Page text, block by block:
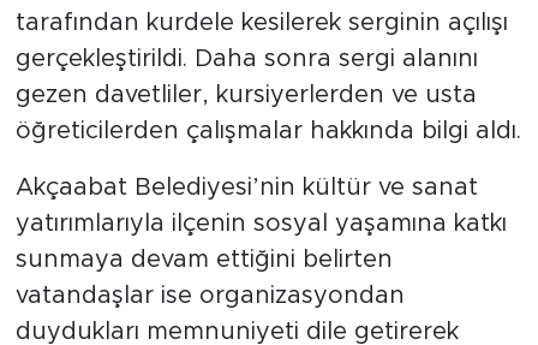
tarafından kurdele kesilerek serginin açılışı
gerçekleştirildi. Daha sonra sergi alanını
gezen davetliler, kursiyerlerden ve usta
öğreticilerden çalışmalar hakkında bilgi aldı.
Akçaabat Belediyesi’nin kültür ve sanat
yatırımlarıyla ilçenin sosyal yaşamına katkı
sunmaya devam ettiğini belirten
vatandaşlar ise organizasyondan
duydukları memnuniyeti dile getirerek